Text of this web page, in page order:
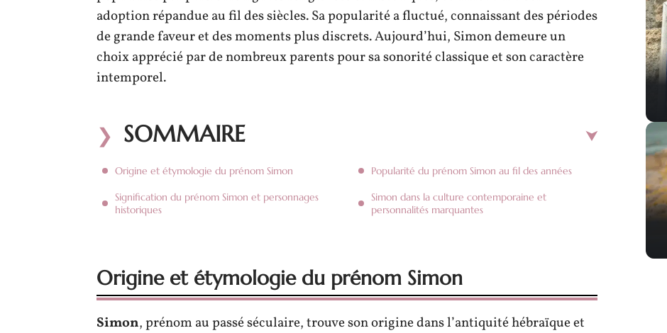
adoption répandue au fil des siècles. Sa popularité a fluctué, connaissant des périodes
de grande faveur et des moments plus discrets. Aujourd’hui, Simon demeure un
choix apprécié par de nombreux parents pour sa sonorité classique et son caractère
intemporel.
SOMMAIRE
Origine et étymologie du prénom Simon
Signification du prénom Simon et personnages
historiques
Popularité du prénom Simon au fil des années
Simon dans la culture contemporaine et
personnalités marquantes
Origine et étymologie du prénom Simon
Simon, prénom au passé séculaire, trouve son origine dans l’antiquité hébraïque et